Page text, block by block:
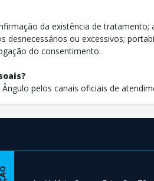
da existência de tratamento;
ou excessivos;
do consentimento.
pelos canais oficiais de